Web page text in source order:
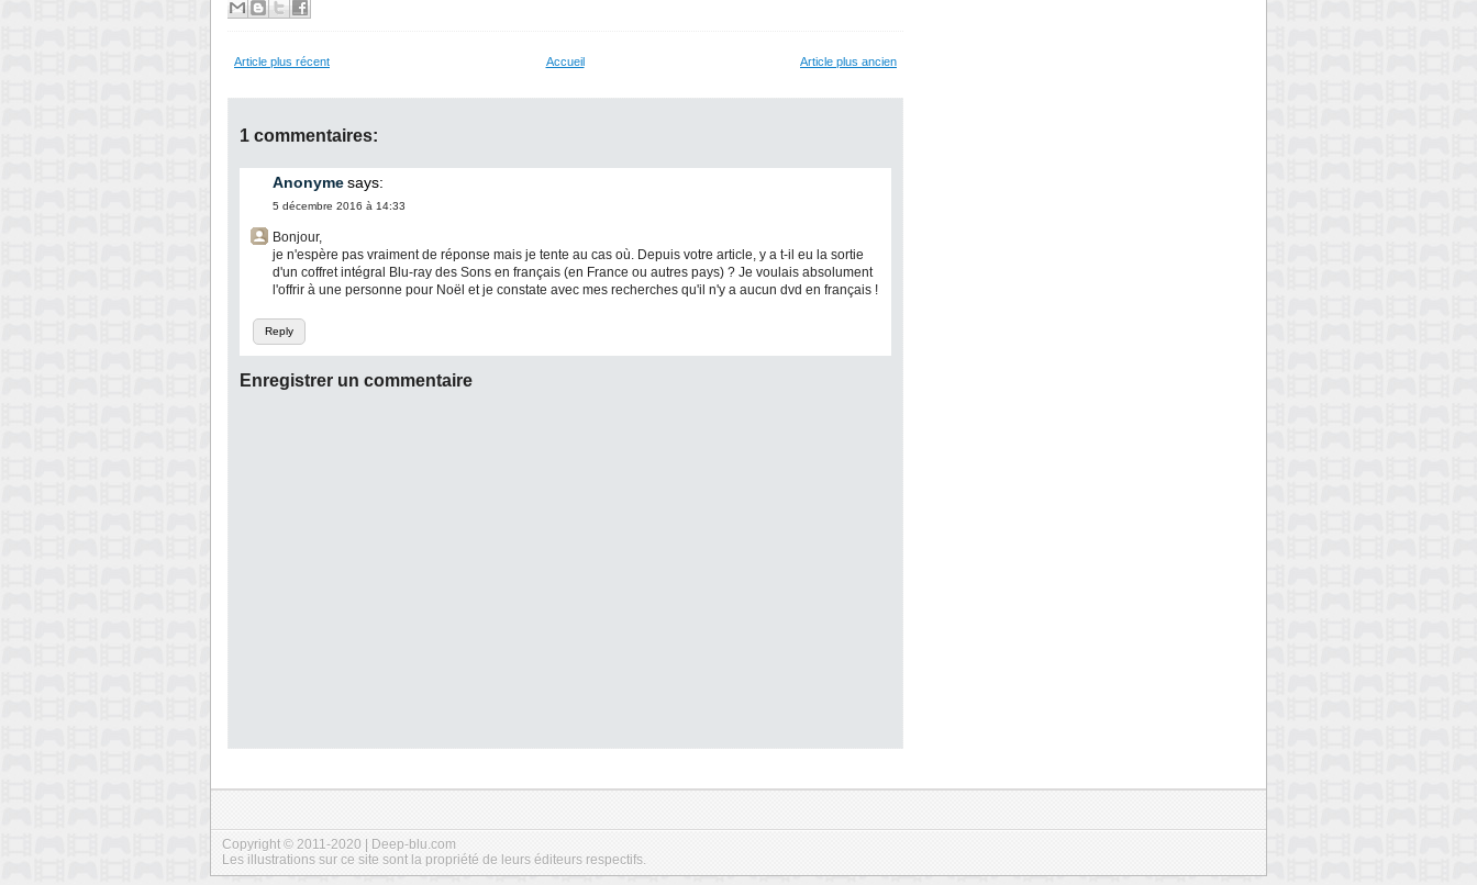
Article plus récent Article plus ancien
Accueil
1 commentaires:
Anonymesays:
5 décembre 2016 à 14:33
Reply
Bonjour,
je n'espère pas vraiment de réponse mais je tente au cas où. Depuis votre article, y a t-il eu la sortie
d'un coffret intégral Blu-ray des Sons en français (en France ou autres pays) ? Je voulais absolument
l'offrir à une personne pour Noël et je constate avec mes recherches qu'il n'y a aucun dvd en français !
Enregistrer un commentaire
Copyright © 2011-2020 | Deep-blu.com
Les illustrations sur ce site sont la propriété de leurs éditeurs respectifs.